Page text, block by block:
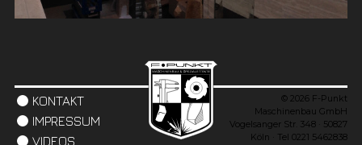
KONTAKT
IMPRESSUM
VIDEOS
© 2026 F-Punkt
Maschinenbau GmbH
Vogelsanger Str. 348 · 50827
Köln · Tel 0221 5462838